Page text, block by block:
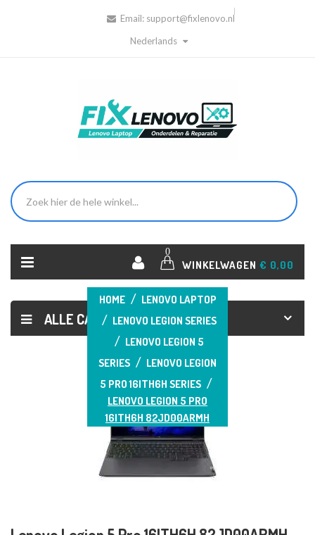
Email: support@fixlenovo.nl
Nederlands
0
WINKELWAGEN € 0,00
ALLE CATEGORIEËN
HOME
LENOVO LAPTOP
LENOVO LEGION SERIES
LENOVO LEGION 5
SERIES
LENOVO LEGION
5 PRO 16ITH6H SERIES
LENOVO LEGION 5 PRO
16ITH6H 82JD00ARMH